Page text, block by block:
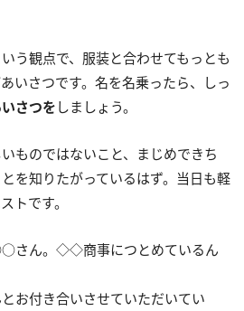
う観点で、服装と合わせてもっとも
いさつです。名を名乗ったら、しっ
さつを しましょう。
ものではないこと、まじめできち
を知りたがっているはず。当日も軽
トです。
さん。◇◇商事につとめているん
お付き合いさせていただいてい